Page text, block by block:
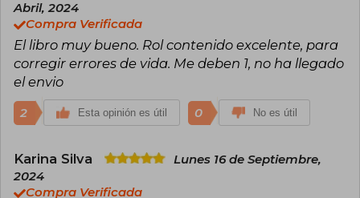
Abril, 2024
Compra Verificada
El libro muy bueno. Rol contenido excelente, para
corregir errores de vida. Me deben 1, no ha llegado
el envio
2 Esta opinión es útil 0 No es útil
Karina Silva
Lunes 16 de Septiembre,
2024
Compra Verificada